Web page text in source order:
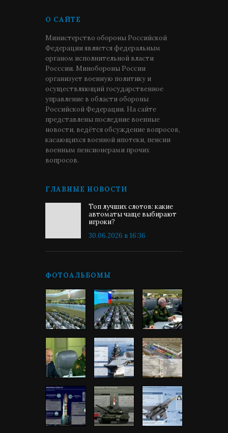
О САЙТЕ
Министерство обороны Российской
Федерации является федеральным
органом исполнительной власти
Росссии. Минобороны России
организует военную политику и
осуществляющий государственное
управление в области обороны
Российской Федерации. На сайте
представлены последние военные
новости, ведётся обсуждение вопросов,
касающихся военной ипотеки, пенсии
военным пенсионерами прочих
вопросов.
ГЛАВНЫЕ НОВОСТИ
Топ лучших слотов: какие
автоматы чаще выбирают
игроки?
30.06.2026 в 16:36
ФОТОАЛЬБОМЫ